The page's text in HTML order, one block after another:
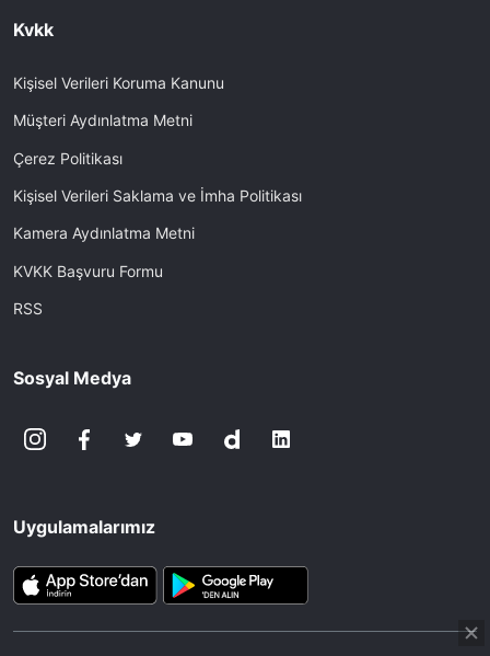
Kvkk
Kişisel Verileri Koruma Kanunu
Müşteri Aydınlatma Metni
Çerez Politikası
Kişisel Verileri Saklama ve İmha Politikası
Kamera Aydınlatma Metni
KVKK Başvuru Formu
RSS
Sosyal Medya
Uygulamalarımız